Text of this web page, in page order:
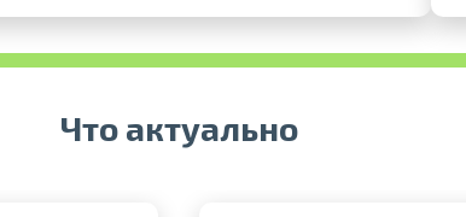
в течение 1 часа в Риге – закажите
форматы и виды бумаги для ваших
Доставка по всей Латвии или
Что актуально